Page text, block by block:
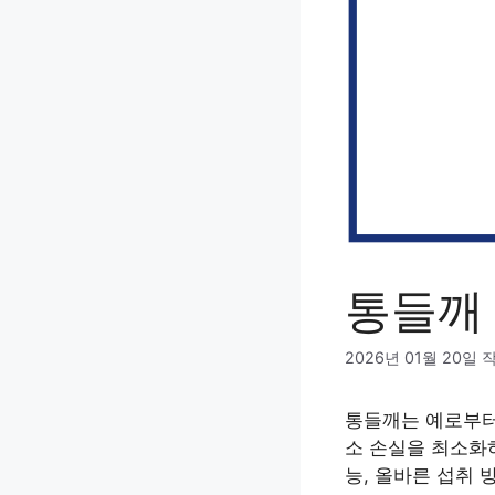
통들
2026년 01월 20일
통들깨는 예로부
소 손실을 최소
능, 올바른 섭취